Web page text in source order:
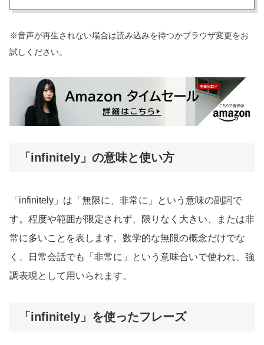
※音声が再生されない場合は読み込みを待つかブラウザ変更をお
試しください。
「infinitely」の意味と使い方
「infinitely」は「無限に、非常に」という意味の副詞で
す。程度や範囲が限定されず、限りなく大きい、または非
常に多いことを表します。数学的な無限の概念だけでな
く、日常会話でも「非常に」という意味合いで使われ、強
調表現として用いられます。
「infinitely」を使ったフレーズ